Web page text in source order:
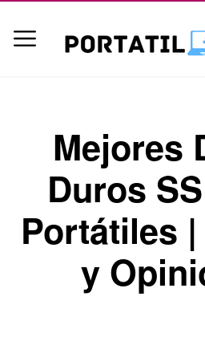
Mejores
Duros
Portátiles
y